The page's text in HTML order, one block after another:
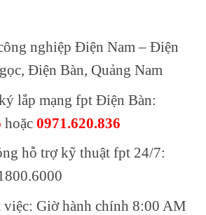
nghiệp Điện Nam – Điện
Điện Bàn, Quảng Nam
lắp mạng fpt Điện Bàn:
hoặc 0971.620.836
hỗ trợ kỹ thuật fpt 24/7:
Giờ hành chính 8:00 AM